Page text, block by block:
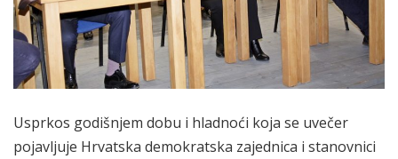
Usprkos godišnjem dobu i hladnoći koja se uvečer
pojavljuje Hrvatska demokratska zajednica i stanovnici